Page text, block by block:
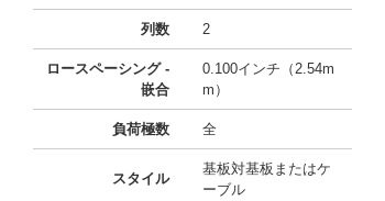
列数 2
ロースペーシング -
嵌合
0.100インチ（2.54m
m）
負荷極数 全
スタイル
基板対基板またはケ
ーブル